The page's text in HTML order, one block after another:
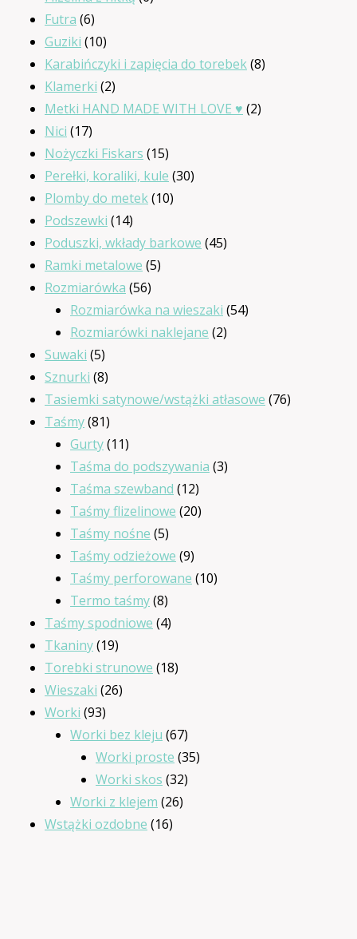
Futra 66
produktów
Guziki 1010
produktów
Karabińczyki i zapięcia do torebek 88
Klamerki 22
produkty
Metki HAND MADE WITH LOVE ♥ 22
Nici 1717
produktów
Nożyczki Fiskars 1515
produktów
Perełki, koraliki, kule 3030
Plomby do metek 1010
Podszewki 1414
produktów
Poduszki, wkłady barkowe 4545
Ramki metalowe 55
Rozmiarówka 5656
produktów
Rozmiarówka na wieszaki 5454
Rozmiarówki naklejane 22
Suwaki 55
produktów
Sznurki 88
produktów
Tasiemki satynowe/wstążki atłasowe 7676
Taśmy 8181
produktów
Gurty 1111
produktów
Taśma do podszywania 33
Taśma szewband 1212
produktów
Taśmy flizelinowe 2020
Taśmy nośne 55
produktów
Taśmy odzieżowe 99
produktów
Taśmy perforowane 1010
Termo taśmy 88
produktów
Taśmy spodniowe 44
Tkaniny 1919
produktów
Torebki strunowe 1818
Wieszaki 2626
Worki 9393
produkty
Worki bez kleju 6767
produktów
Worki proste 3535
Worki skos 3232
Worki z klejem 2626
Wstążki ozdobne 1616